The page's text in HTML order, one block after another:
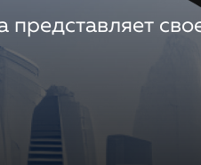
представляет